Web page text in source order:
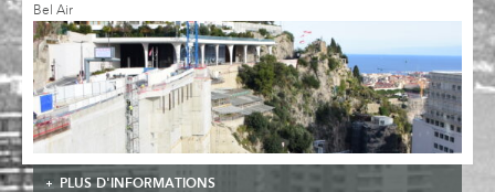
Bel Air
PLUS D'INFORMATIONS